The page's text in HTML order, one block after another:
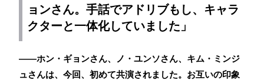
ョンさん。手話でアドリブもし、キャラ
クターと一体化していました」
――ホン・ギョンさん、ノ・ユンソさん、キム・ミンジ
ュさんは、今回、初めて共演されました。お互いの印象